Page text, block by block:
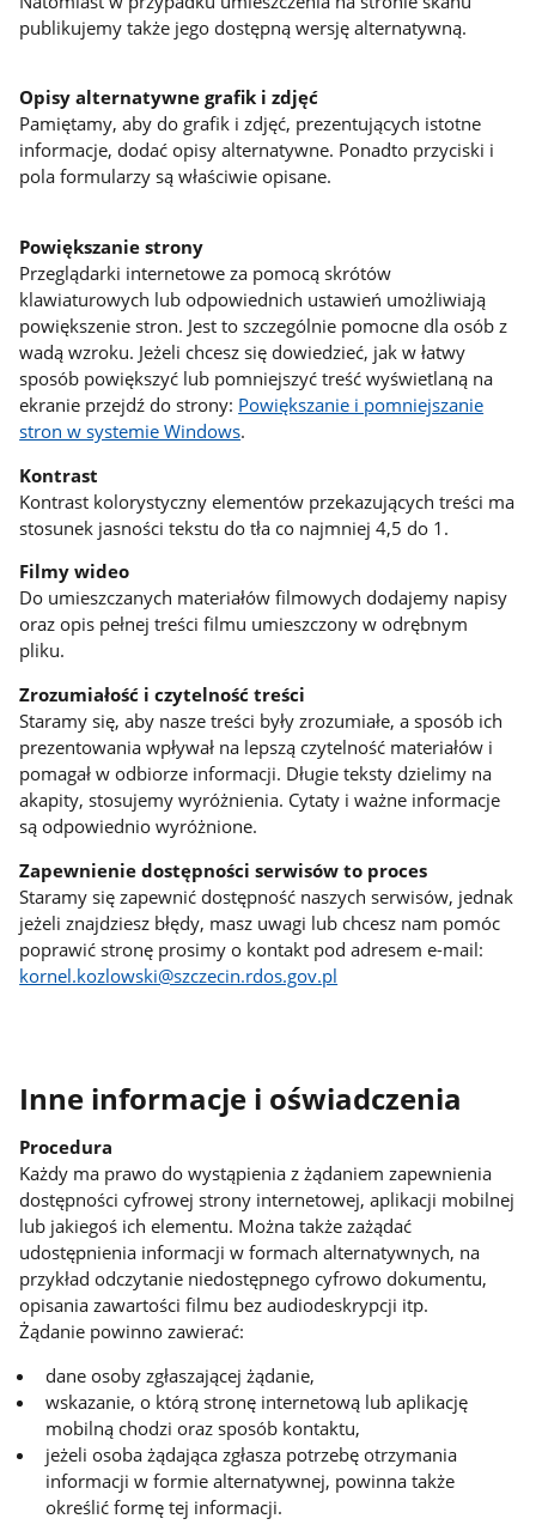
publikujemy także jego dostępną wersję alternatywną.
Opisy alternatywne grafik i zdjęć
Pamiętamy, aby do grafik i zdjęć, prezentujących istotne
informacje, dodać opisy alternatywne. Ponadto przyciski i
pola formularzy są właściwie opisane.
Powiększanie strony
Przeglądarki internetowe za pomocą skrótów
klawiaturowych lub odpowiednich ustawień umożliwiają
powiększenie stron. Jest to szczególnie pomocne dla osób z
wadą wzroku. Jeżeli chcesz się dowiedzieć, jak w łatwy
sposób powiększyć lub pomniejszyć treść wyświetlaną na
ekranie przejdź do strony: Powiększanie i pomniejszanie
stron w systemie Windows.
Kontrast
Kontrast kolorystyczny elementów przekazujących treści ma
stosunek jasności tekstu do tła co najmniej 4,5 do 1.
Filmy wideo
Do umieszczanych materiałów filmowych dodajemy napisy
oraz opis pełnej treści filmu umieszczony w odrębnym
pliku.
Zrozumiałość i czytelność treści
Staramy się, aby nasze treści były zrozumiałe, a sposób ich
prezentowania wpływał na lepszą czytelność materiałów i
pomagał w odbiorze informacji. Długie teksty dzielimy na
akapity, stosujemy wyróżnienia. Cytaty i ważne informacje
są odpowiednio wyróżnione.
Zapewnienie dostępności serwisów to proces
Staramy się zapewnić dostępność naszych serwisów, jednak
jeżeli znajdziesz błędy, masz uwagi lub chcesz nam pomóc
poprawić stronę prosimy o kontakt pod adresem e-mail:
kornel.kozlowski@szczecin.rdos.gov.pl
Inne informacje i oświadczenia
Procedura
Każdy ma prawo do wystąpienia z żądaniem zapewnienia
dostępności cyfrowej strony internetowej, aplikacji mobilnej
lub jakiegoś ich elementu. Można także zażądać
udostępnienia informacji w formach alternatywnych, na
przykład odczytanie niedostępnego cyfrowo dokumentu,
opisania zawartości filmu bez audiodeskrypcji itp.
Żądanie powinno zawierać:
dane osoby zgłaszającej żądanie,
wskazanie, o którą stronę internetową lub aplikację
mobilną chodzi oraz sposób kontaktu,
jeżeli osoba żądająca zgłasza potrzebę otrzymania
informacji w formie alternatywnej, powinna także
określić formę tej informacji.